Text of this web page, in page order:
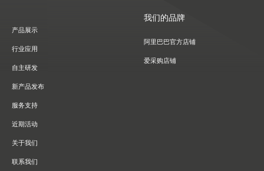
产品展示
行业应用
自主研发
新产品发布
服务支持
近期活动
关于我们
联系我们
我们的品牌
阿里巴巴官方店铺
爱采购店铺